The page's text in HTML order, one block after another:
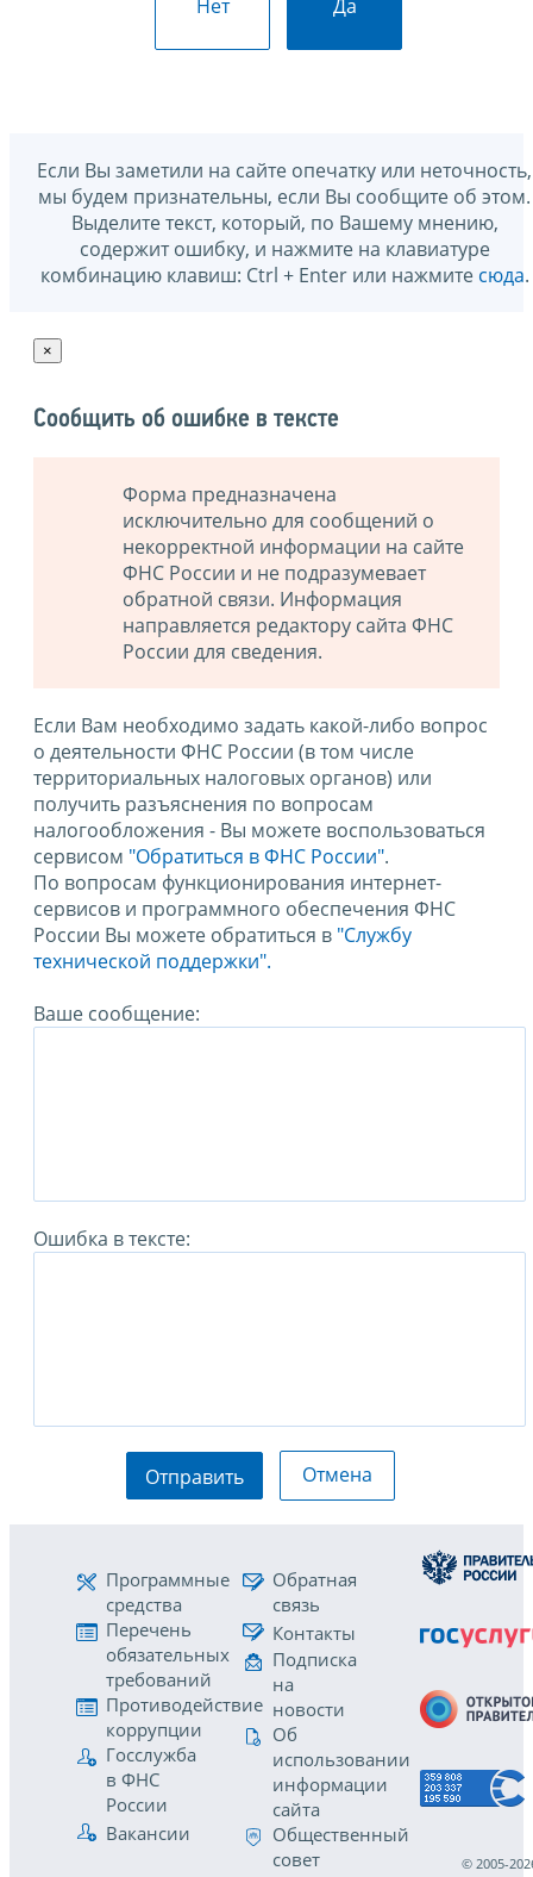
Нет Да
Если Вы заметили на сайте опечатку или неточность,
мы будем признательны, если Вы сообщите об этом.
Выделите текст, который, по Вашему мнению,
содержит ошибку, и нажмите на клавиатуре
комбинацию клавиш: Ctrl + Enter или нажмите сюда.
×
Сообщить об ошибке в тексте
Форма предназначена
исключительно для сообщений о
некорректной информации на сайте
ФНС России и не подразумевает
обратной связи. Информация
направляется редактору сайта ФНС
России для сведения.
Если Вам необходимо задать какой-либо вопрос
о деятельности ФНС России (в том числе
территориальных налоговых органов) или
получить разъяснения по вопросам
налогообложения - Вы можете воспользоваться
сервисом "Обратиться в ФНС России".
По вопросам функционирования интернет-
сервисов и программного обеспечения ФНС
России Вы можете обратиться в "Службу
технической поддержки".
Ваше сообщение:
Ошибка в тексте:
Отправить Отмена
Программные
средства
Перечень
обязательных
требований
Противодействие
коррупции
Госслужба
в ФНС
России
Вакансии
Обратная
связь
Контакты
Подписка
на
новости
Об
использовании
информации
сайта
Общественный
совет
© 2005-